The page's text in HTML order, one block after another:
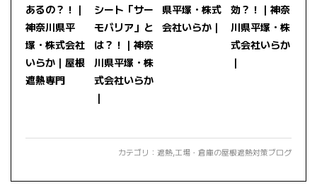
あるの？！｜
神奈川県平
塚・株式会社
いらか｜屋根
遮熱専門
シート「サー
モバリア」と
は？！｜神奈
川県平塚・株
式会社いらか
｜
県平塚・株式
会社いらか｜
効？！｜神奈
川県平塚・株
式会社いらか
｜
カテゴリ： 遮熱,工場・倉庫の屋根遮熱対策ブログ